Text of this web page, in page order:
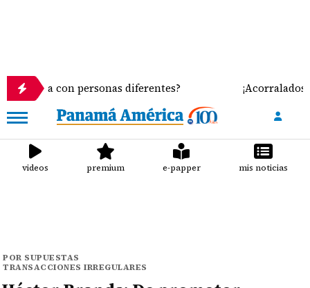
personas diferentes? ¡Acorralados! Leche
videos premium e-papper mis noticias
POR SUPUESTAS
TRANSACCIONES IRREGULARES